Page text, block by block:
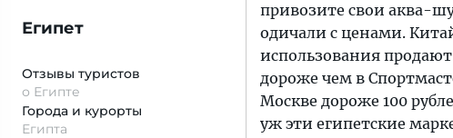
Египет
Отзывы туристов
о Египте
Города и курорты
Египта
привозите свои аква-
одичали с ценами.
использования
дороже чем в
Москве дороже 100
уж эти египетские